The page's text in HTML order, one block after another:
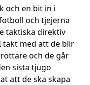
och en bit in i
och tjejerna
taktiska direktiv
takt med att de blir
och de går
sista tjugo
att de ska skapa